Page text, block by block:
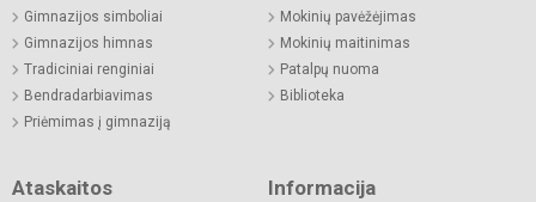
Gimnazijos simboliai
Gimnazijos himnas
Tradiciniai renginiai
Bendradarbiavimas
Priėmimas į gimnaziją
Mokinių pavėžėjimas
Mokinių maitinimas
Patalpų nuoma
Biblioteka
Ataskaitos Informacija